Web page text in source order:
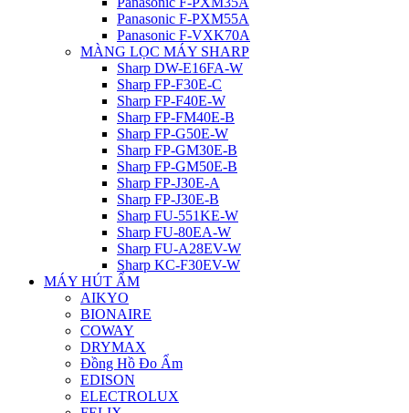
Panasonic F-PXM55A
Panasonic F-VXK70A
MÀNG LỌC MÁY SHARP
Sharp DW-E16FA-W
Sharp FP-F30E-C
Sharp FP-F40E-W
Sharp FP-FM40E-B
Sharp FP-G50E-W
Sharp FP-GM30E-B
Sharp FP-GM50E-B
Sharp FP-J30E-A
Sharp FP-J30E-B
Sharp FU-551KE-W
Sharp FU-80EA-W
Sharp FU-A28EV-W
Sharp KC-F30EV-W
MÁY HÚT ẨM
AIKYO
BIONAIRE
COWAY
DRYMAX
Đồng Hồ Đo Ẩm
EDISON
ELECTROLUX